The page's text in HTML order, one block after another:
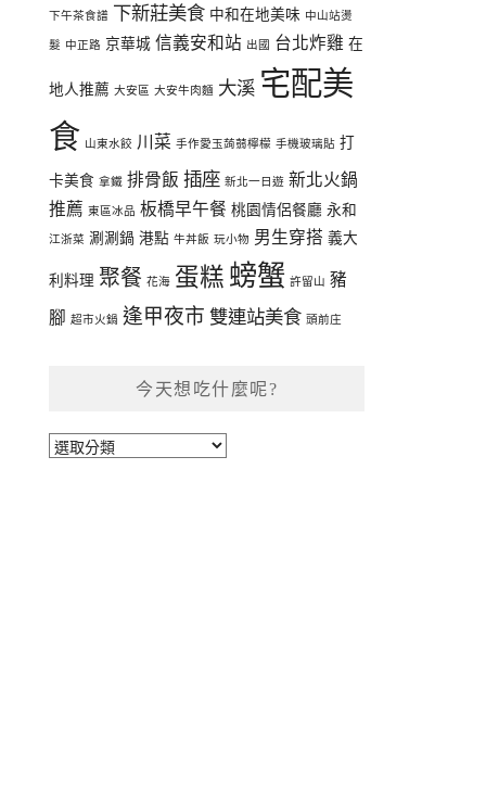
下午茶食譜 下新莊美食 中和在地美味 中山站燙
髮 中正路 京華城 信義安和站 出國 台北炸雞 在
地人推薦 大安區 大安牛肉麵 大溪 宅配美
食 山東水餃 川菜 手作愛玉蒟蒻檸檬 手機玻璃貼 打
卡美食 拿鐵 排骨飯 插座 新北一日遊 新北火鍋
推薦 東區冰品 板橋早午餐 桃園情侶餐廳 永和
江浙菜 涮涮鍋 港點 牛丼飯 玩小物 男生穿搭 義大
利料理 聚餐 花海 蛋糕 螃蟹 許留山 豬
腳 超市火鍋 逢甲夜市 雙連站美食 頭前庄
今天想吃什麼呢?
今